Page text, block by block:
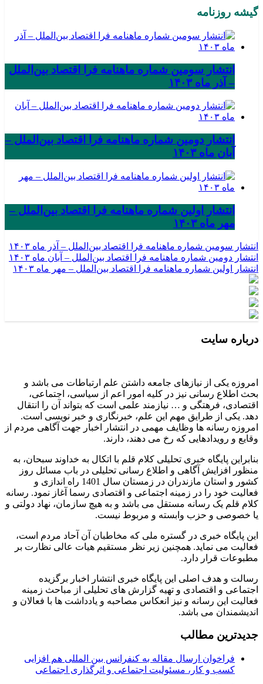
گیشه روزنامه
انتشار سومین شماره ماهنامه فرا اقتصاد بین‌الملل
– آذر ماه ۱۴۰۳
انتشار دومین شماره ماهنامه فرا اقتصاد بین‌الملل –
آبان ماه ۱۴۰۳
انتشار اولین شماره ماهنامه فرا اقتصاد بین‌الملل –
مهر ماه ۱۴۰۳
انتشار سومین شماره ماهنامه فرا اقتصاد بین‌الملل – آذر ماه ۱۴۰۳
انتشار دومین شماره ماهنامه فرا اقتصاد بین‌الملل – آبان ماه ۱۴۰۳
انتشار اولین شماره ماهنامه فرا اقتصاد بین‌الملل – مهر ماه ۱۴۰۳
درباره سایت
امروزه یکی از نیازهای جامعه داشتن علم ارتباطات می باشد و
بحث اطلاع رسانی نیز در کلیه امور اعم از سیاسی، اجتماعی،
اقتصادی، فرهتگی و … نیازمند علمی است که بتواند آن را انتقال
دهد. یکی از طرایق مهم این علم، خبرنگاری و خبر نویسی است.
امروزه رسانه ها وظایف مهمی در انتشار اخبار جهت آگاهی مردم از
وقایع و رویدادهایی که رخ می دهند، دارند.
بنابراین پایگاه خبری تحلیلی کلام قلم با اتکال به خداوند سبحان، به
منظور افزایش آگاهی و اطلاع رسانی تحلیلی در باب مسائل روز
کشور و استان مازندران در زمستان سال 1401 راه اندازی و
فعالیت خود را در زمینه اجتماعی و اقتصادی رسما آغاز نمود. رسانه
کلام قلم یک رسانه مستقل می باشد و به هیچ سازمان، نهاد دولتی و
یا خصوصی و حزب وابسته و مربوط نیست.
این پایگاه خبری در گستره ملی که مخاطبان آن آحاد مردم است،
فعالیت می نماید. همچنین زیر نظر مستقیم هیات عالی نظارت بر
مطبوعات قرار دارد.
رسالت و هدف اصلی این پایگاه خبری انتشار اخبار برگزیده
اجتماعی و اقتصادی و تهیه گزارش های تحلیلی از مباحث زمینه
فعالیت این رسانه و نیز انعکاس مصاحبه و یادداشت ها با فعالان و
اندیشمندان می باشد.
جدیدترین مطالب
فراخوان ارسال مقاله به کنفرانس بین المللی هم افزایی
کسب و کار، مسئولیت اجتماعی و اثرگذاری اجتماعی